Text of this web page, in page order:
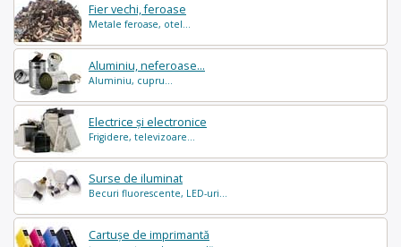
Fier vechi, feroase
Metale feroase, otel...
Aluminiu, neferoase...
Aluminiu, cupru...
Electrice și electronice
Frigidere, televizoare...
Surse de iluminat
Becuri fluorescente, LED-uri...
Cartușe de imprimantă